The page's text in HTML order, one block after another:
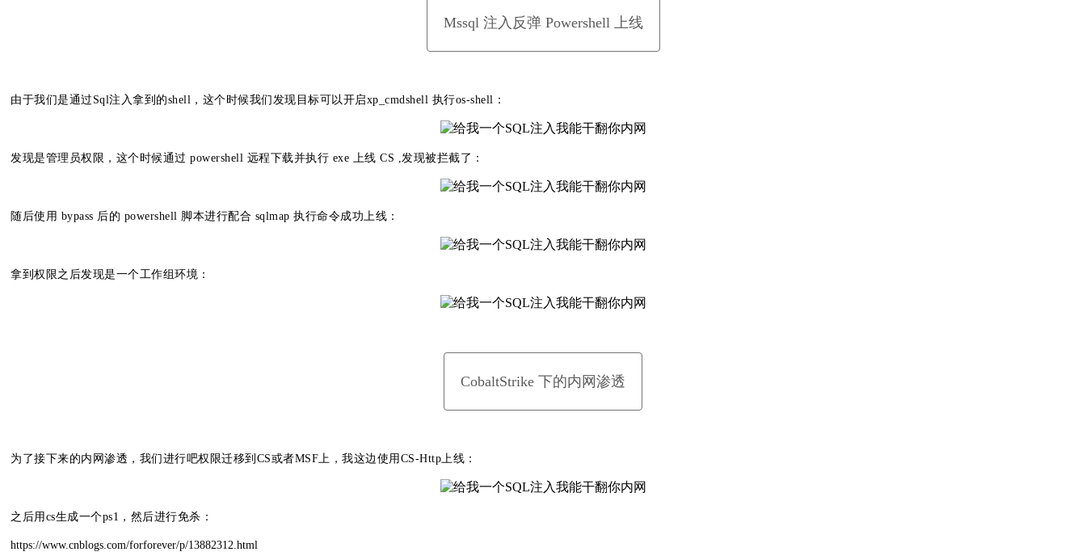
Mssql 注入反弹 Powershell 上线
由于我们是通过Sql注入拿到的shell，这个时候我们发现目标可以开启xp_cmdshell 执行os-shell：
发现是管理员权限，这个时候通过 powershell 远程下载并执行 exe 上线 CS ,发现被拦截了：
随后使用 bypass 后的 powershell 脚本进行配合 sqlmap 执行命令成功上线：
拿到权限之后发现是一个工作组环境：
CobaltStrike 下的内网渗透
为了接下来的内网渗透，我们进行吧权限迁移到CS或者MSF上，我这边使用CS-Http上线：
之后用cs生成一个ps1，然后进行免杀：
https://www.cnblogs.com/forforever/p/13882312.html